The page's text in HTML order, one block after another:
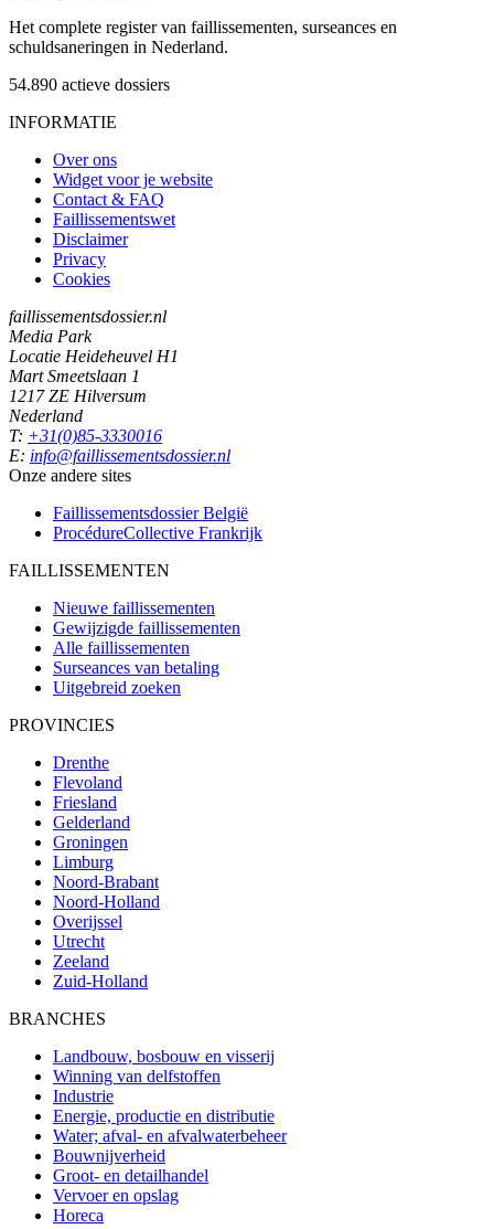
Het complete register van faillissementen, surseances en
schuldsaneringen in Nederland.
54.890 actieve dossiers
INFORMATIE
Over ons
Widget voor je website
Contact & FAQ
Faillissementswet
Disclaimer
Privacy
Cookies
faillissementsdossier.nl
Media Park
Locatie Heideheuvel H1
Mart Smeetslaan 1
1217 ZE Hilversum
Nederland
T: +31(0)85-3330016
E: info@faillissementsdossier.nl
Onze andere sites
Faillissementsdossier België
ProcédureCollective Frankrijk
FAILLISSEMENTEN
Nieuwe faillissementen
Gewijzigde faillissementen
Alle faillissementen
Surseances van betaling
Uitgebreid zoeken
PROVINCIES
Drenthe
Flevoland
Friesland
Gelderland
Groningen
Limburg
Noord-Brabant
Noord-Holland
Overijssel
Utrecht
Zeeland
Zuid-Holland
BRANCHES
Landbouw, bosbouw en visserij
Winning van delfstoffen
Industrie
Energie, productie en distributie
Water; afval- en afvalwaterbeheer
Bouwnijverheid
Groot- en detailhandel
Vervoer en opslag
Horeca